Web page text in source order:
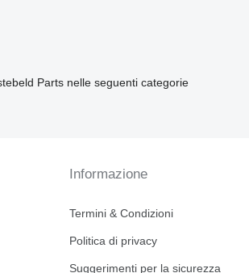
Parts nelle seguenti categorie
Informazione
Termini & Condizioni
Politica di privacy
Suggerimenti per la sicurezza